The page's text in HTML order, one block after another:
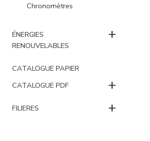
Chronomètres
ÉNERGIES
RENOUVELABLES
+
CATALOGUE PAPIER
CATALOGUE PDF
+
FILIERES +